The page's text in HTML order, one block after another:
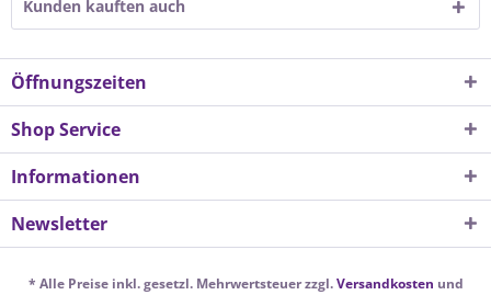
Kunden kauften auch
Öffnungszeiten
Shop Service
Informationen
Newsletter
* Alle Preise inkl. gesetzl. Mehrwertsteuer zzgl.Versandkosten und